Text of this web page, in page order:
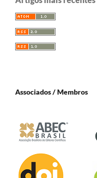
Associados / Membros